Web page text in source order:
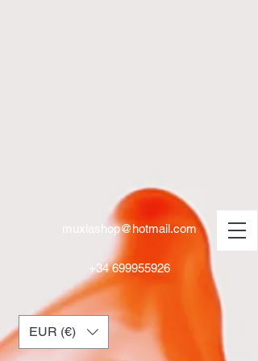
+34 699955926
EUR (€)
muxiashop@hotmail.com